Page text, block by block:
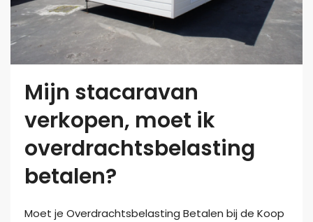
Mijn stacaravan
verkopen, moet ik
overdrachtsbelasting
betalen?
Moet je Overdrachtsbelasting Betalen bij de Koop